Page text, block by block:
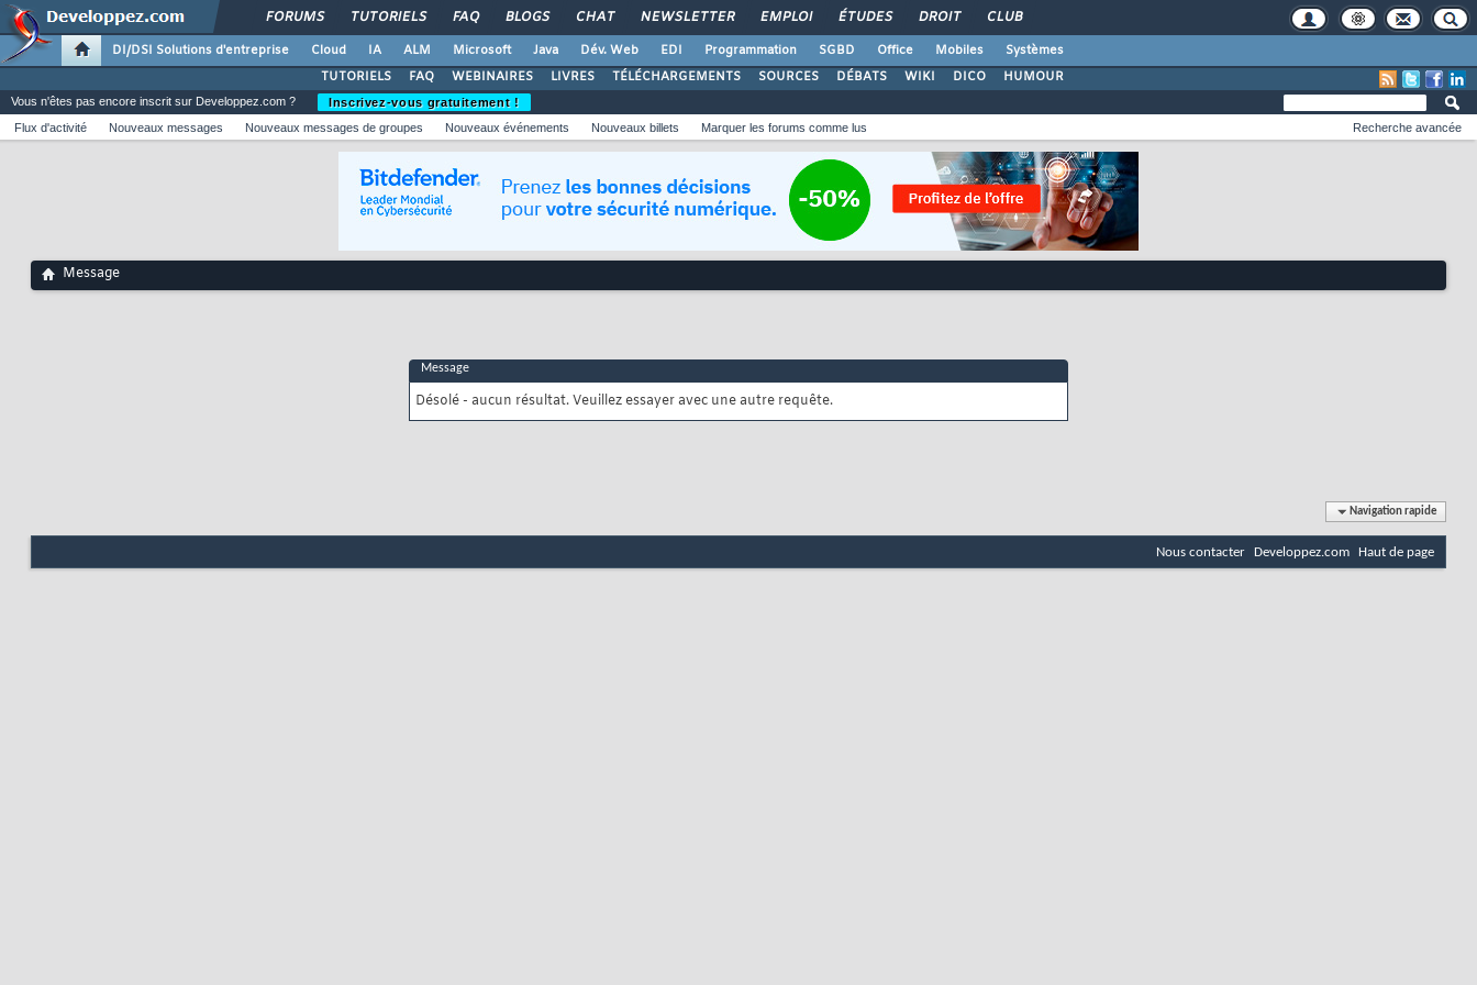
FORUMS TUTORIELS FAQ BLOGS CHAT NEWSLETTER EMPLOI ÉTUDES DROIT CLUB
DI/DSI Solutions d'entreprise Cloud IA ALM Microsoft Java Dév. Web EDI Programmation SGBD Office Mobiles
Systèmes
TUTORIELS
FAQ WEBINAIRES LIVRES TÉLÉCHARGEMENTS SOURCES DÉBATS WIKI DICO HUMOUR
Vous n'êtes pas encore inscrit sur Developpez.com ?
Inscrivez-vous gratuitement !
Flux d'activité
Nouveaux messages Nouveaux messages de groupes Nouveaux événements Nouveaux billets Marquer les forums comme lus Recherche avancée
Message
Message
Désolé - aucun résultat. Veuillez essayer avec une autre requête.
Navigation rapide
Nous contacter Developpez.com Haut de page